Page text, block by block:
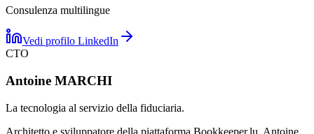
Consulenza multilingue
Vedi profilo LinkedIn
CTO
Antoine MARCHI
La tecnologia al servizio della fiduciaria.
Architetto e sviluppatore della piattaforma Bookkeeper.lu, Antoine